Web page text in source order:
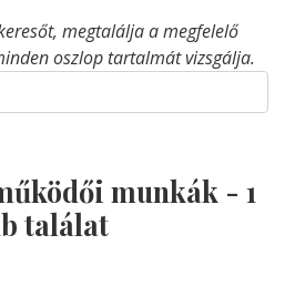
megtalálja a megfelelő
oszlop tartalmát vizsgálja.
munkák - 1
találat